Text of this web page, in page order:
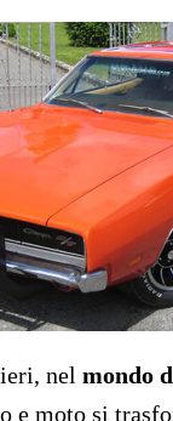
nel mondo
e moto si